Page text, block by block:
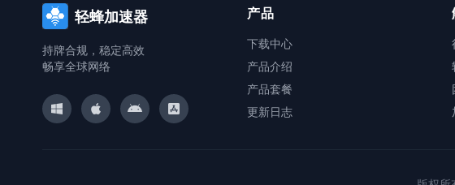
轻蜂加速器
持牌合规，稳定高效
畅享全球网络
产品
下载中心
产品介绍
产品套餐
更新日志